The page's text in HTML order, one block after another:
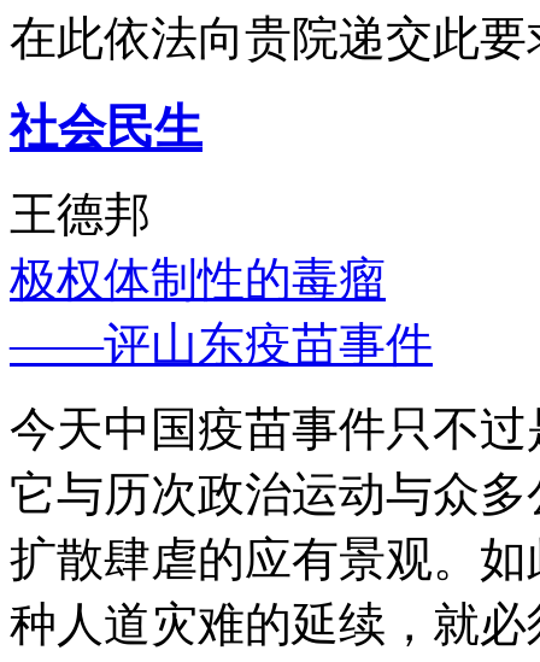
在此依法向贵院递交此要
社会民生
王德邦
极权体制性的毒瘤
——评山东疫苗事件
今天中国疫苗事件只不
它与历次政治运动与众
扩散肆虐的应有景观。
种人道灾难的延续，就